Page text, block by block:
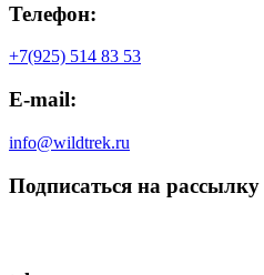
Телефон:
+7(925) 514 83 53
E-mail:
info@wildtrek.ru
Подписаться на рассылку